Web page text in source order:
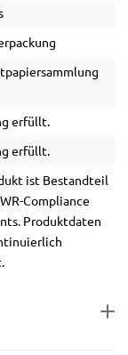
erfüllt.
erfüllt.
ist Bestandteil
Compliance
Produktdaten